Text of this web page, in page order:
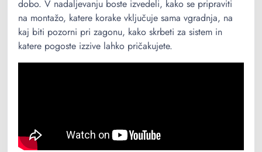
dobo. V nadaljevanju boste izvedeli, kako se pripraviti
na montažo, katere korake vključuje sama vgradnja, na
kaj biti pozorni pri zagonu, kako skrbeti za sistem in
katere pogoste izzive lahko pričakujete.